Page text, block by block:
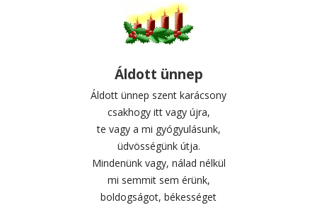
Áldott ünnep
Áldott ünnep szent karácsony
csakhogy itt vagy újra,
te vagy a mi gyógyulásunk,
üdvösségünk útja.
Mindenünk vagy, nálad nélkül
mi semmit sem érünk,
boldogságot, békességet